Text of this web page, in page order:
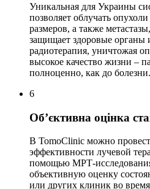
Уникальная для Украины
позволяет облучать
размеров, а также
защищает здоровые органы
радиотерапия, уничтожая
высокое качество жизни –
полноценно, как до болезни.
6
Об’єктивна оцінка
В TomoClinic можно
эффективности лучевой
помощью МРТ-
объективную оценку
или других клиник во